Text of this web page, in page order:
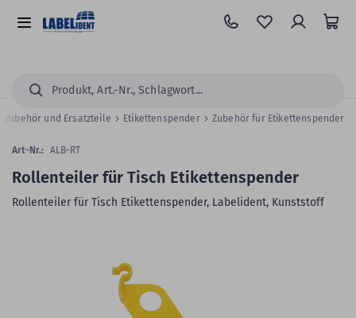
Hauptinhalt
springen
Alle
Suchen...
und Ersatzteile Etikettenspender Zubehör für Etikettenspender
Rollenteiler für Tisch Etikettenspender
Rollenteiler für Tisch Etikettenspender, Labelident, Kunststoff
Art-Nr.: ALB-RT